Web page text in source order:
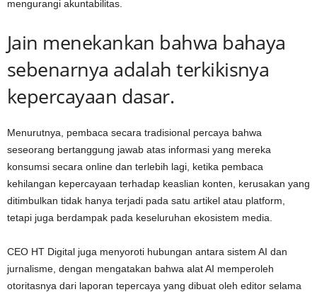
mengurangi akuntabilitas.
Jain menekankan bahwa bahaya
sebenarnya adalah terkikisnya
kepercayaan dasar.
Menurutnya, pembaca secara tradisional percaya bahwa
seseorang bertanggung jawab atas informasi yang mereka
konsumsi secara online dan terlebih lagi, ketika pembaca
kehilangan kepercayaan terhadap keaslian konten, kerusakan yang
ditimbulkan tidak hanya terjadi pada satu artikel atau platform,
tetapi juga berdampak pada keseluruhan ekosistem media.
CEO HT Digital juga menyoroti hubungan antara sistem AI dan
jurnalisme, dengan mengatakan bahwa alat AI memperoleh
otoritasnya dari laporan tepercaya yang dibuat oleh editor selama